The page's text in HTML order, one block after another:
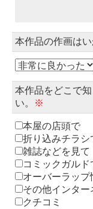
本作品の作画は
本作品をどこで
い。
※
本屋の店頭で
折り込みチラシ
雑誌などを見て
コミックガルド
オーバーラップ
その他インター
クチコミ